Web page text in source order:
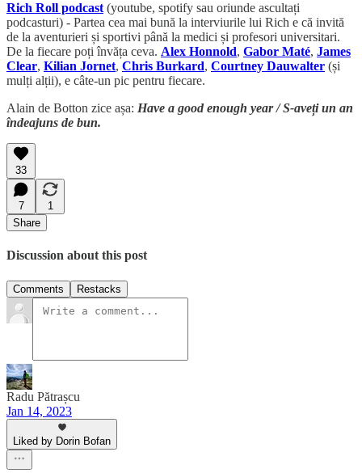
Rich Roll podcast (youtube, spotify sau oriunde ascultați
podcasturi) - Partea cea mai bună la interviurile lui Rich e că invită
de la aventurieri și sportivi până la medici și profesori universitari.
De la fiecare poți învăța ceva. Alex Honnold, Gabor Maté, James
Clear, Kilian Jornet, Chris Burkard, Courtney Dauwalter (și
mulți alții), e câte-un pic pentru fiecare.
Alain de Botton zice așa: Have a good enough year / S-aveți un an
îndeajuns de bun.
33
7
1
Share
Discussion about this post
Comments Restacks
Radu Pătrașcu
Jan 14, 2023
Liked by Dorin Bofan